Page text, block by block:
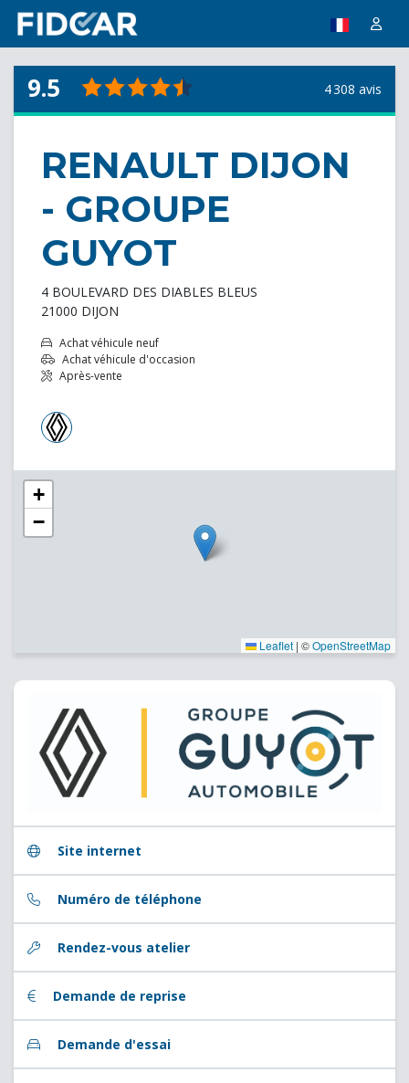
9.5 4 308 avis
RENAULT DIJON
- GROUPE
GUYOT
4 BOULEVARD DES DIABLES BLEUS
21000 DIJON
Achat véhicule neuf
Achat véhicule d'occasion
Après-vente
+
−
Leaflet | ©OpenStreetMap
Site internet
Numéro de téléphone
Rendez-vous atelier
Demande de reprise
Demande d'essai